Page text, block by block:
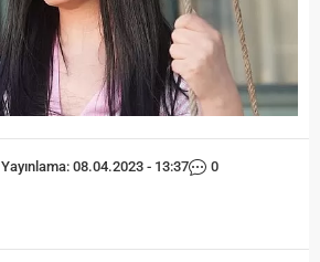
Yayınlama: 08.04.2023 - 13:37 0